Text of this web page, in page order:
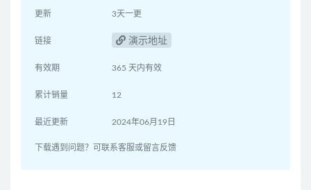
更新 3天一更
链接 演示地址
有效期 365 天内有效
累计销量 12
最近更新 2024年06月19日
下载遇到问题？可联系客服或留言反馈